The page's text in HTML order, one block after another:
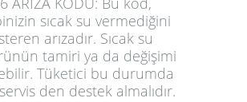
sıcak su vermediğini
arızadır. Sıcak su
tamiri ya da değişimi
Tüketici bu durumda
den destek almalıdır.